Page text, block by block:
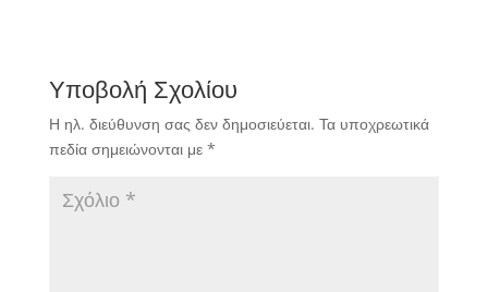
Υποβολή Σχολίου
Η ηλ. διεύθυνση σας δεν δημοσιεύεται. Τα υποχρεωτικά
πεδία σημειώνονται με *